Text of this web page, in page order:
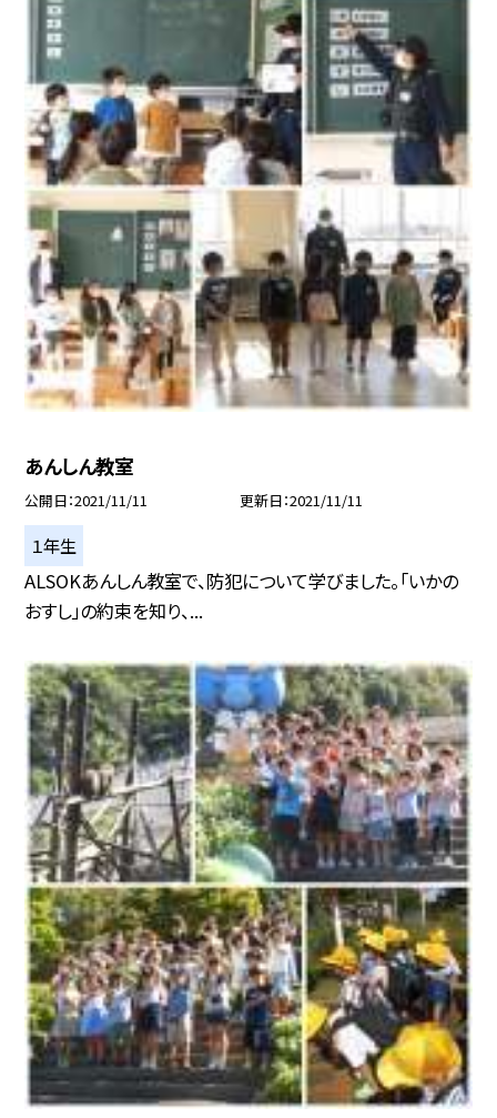
あんしん教室
公開日 2021/11/11 更新日 2021/11/11
１年生
ALSOKあんしん教室で、防犯について学びました。「いかの
おすし」の約束を知り、...